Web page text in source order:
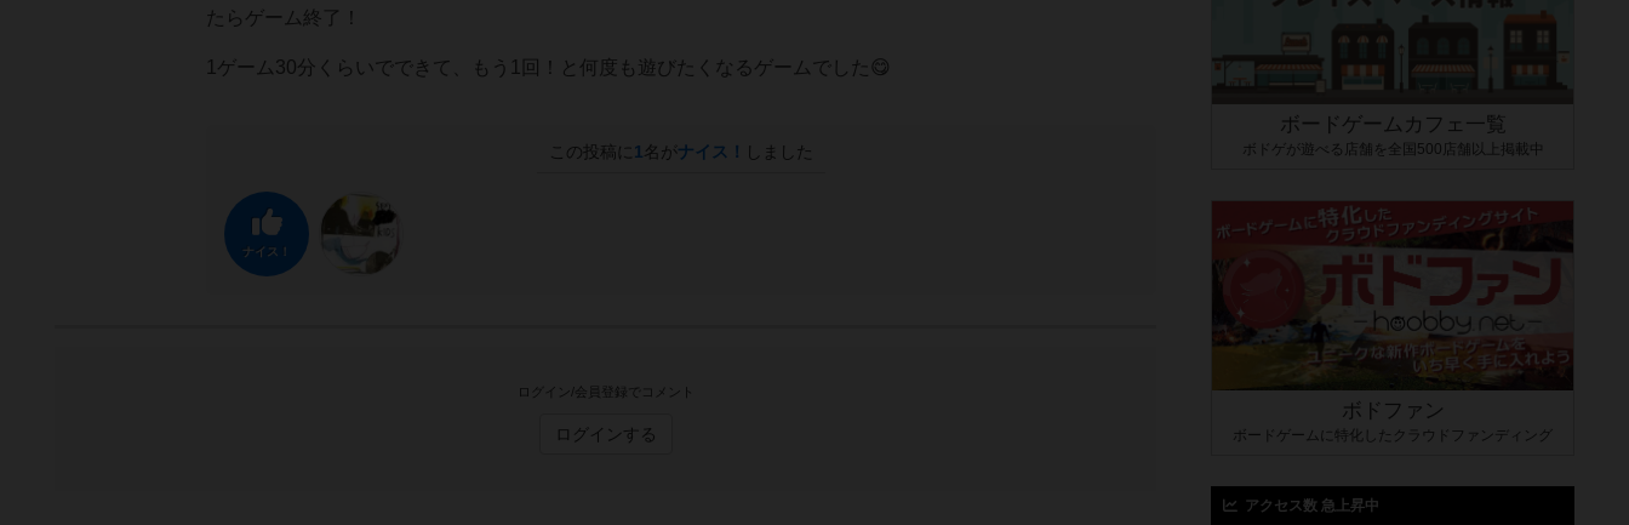
たらゲーム終了！
1ゲーム30分くらいでできて、もう1回！と何度も遊びたくなるゲームでした😋
この投稿に 1 名がナイス！ しました
ナイス！
ログイン/会員登録でコメント
ログインする
ボードゲームカフェ一覧
ボドゲが遊べる店舗を全国500店舗以上掲載中
ボドファン
ボードゲームに特化したクラウドファンディング
アクセス数 急上昇中